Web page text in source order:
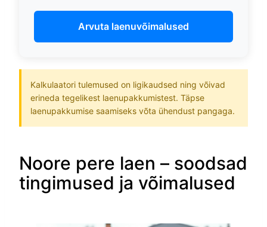
Arvuta laenuvõimalused
Kalkulaatori tulemused on ligikaudsed ning võivad
erineda tegelikest laenupakkumistest. Täpse
laenupakkumise saamiseks võta ühendust pangaga.
Noore pere laen – soodsad
tingimused ja võimalused